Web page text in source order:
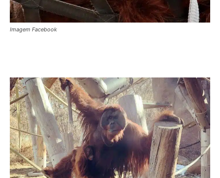
Imagem Facebook